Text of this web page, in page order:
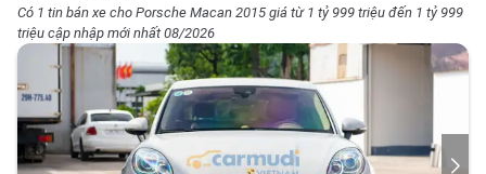
Có 1 tin bán xe cho Porsche Macan 2015 giá từ 1 tỷ 999 triệu đến 1 tỷ 999
triệu cập nhập mới nhất 08/2026